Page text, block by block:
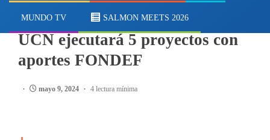
MUNDO TV SALMON MEETS 2026
Vinculados con acuicultura:
UCN ejecutará 5 proyectos con
aportes FONDEF
mayo 9, 2024 4 lectura mínima